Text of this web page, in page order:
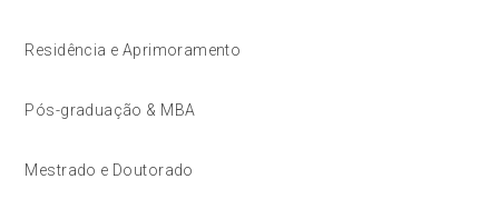
Residência e Aprimoramento
Pós-graduação & MBA
Mestrado e Doutorado